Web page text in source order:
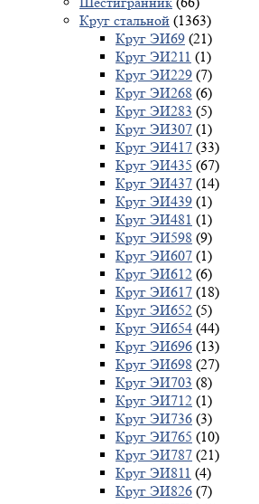
Круг стальной (1363)
Круг ЭИ69 (21)
Круг ЭИ211 (1)
Круг ЭИ229 (7)
Круг ЭИ268 (6)
Круг ЭИ283 (5)
Круг ЭИ307 (1)
Круг ЭИ417 (33)
Круг ЭИ435 (67)
Круг ЭИ437 (14)
Круг ЭИ439 (1)
Круг ЭИ481 (1)
Круг ЭИ598 (9)
Круг ЭИ607 (1)
Круг ЭИ612 (6)
Круг ЭИ617 (18)
Круг ЭИ652 (5)
Круг ЭИ654 (44)
Круг ЭИ696 (13)
Круг ЭИ698 (27)
Круг ЭИ703 (8)
Круг ЭИ712 (1)
Круг ЭИ736 (3)
Круг ЭИ765 (10)
Круг ЭИ787 (21)
Круг ЭИ811 (4)
Круг ЭИ826 (7)